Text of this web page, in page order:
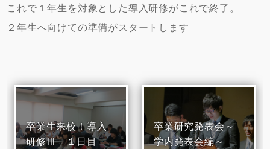
これで１年生を対象とした導入研修がこれで終了。
２年生へ向けての準備がスタートします
卒業生来校！導入
研修Ⅲ １日目
卒業研究発表会～
学内発表会編～